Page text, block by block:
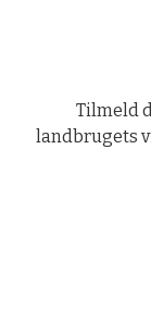
Tilmeld
landbrugets